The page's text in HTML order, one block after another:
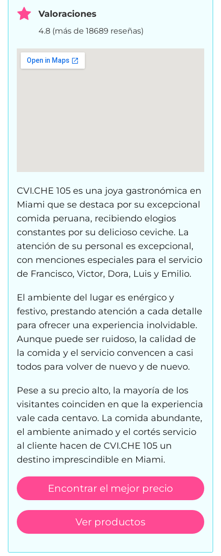
Valoraciones
4.8 (más de 18689 reseñas)
CVI.CHE 105 es una joya gastronómica en
Miami que se destaca por su excepcional
comida peruana, recibiendo elogios
constantes por su delicioso ceviche. La
atención de su personal es excepcional,
con menciones especiales para el servicio
de Francisco, Victor, Dora, Luis y Emilio.
El ambiente del lugar es enérgico y
festivo, prestando atención a cada detalle
para ofrecer una experiencia inolvidable.
Aunque puede ser ruidoso, la calidad de
la comida y el servicio convencen a casi
todos para volver de nuevo y de nuevo.
Pese a su precio alto, la mayoría de los
visitantes coinciden en que la experiencia
vale cada centavo. La comida abundante,
el ambiente animado y el cortés servicio
al cliente hacen de CVI.CHE 105 un
destino imprescindible en Miami.
Encontrar el mejor precio
Ver productos